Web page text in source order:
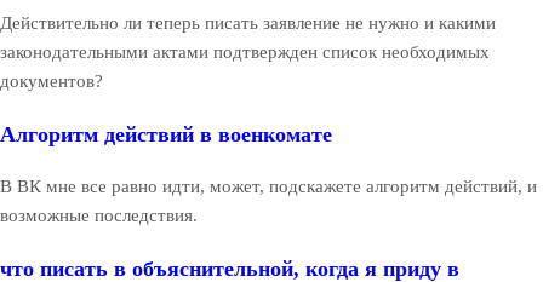
Действительно ли теперь писать заявление не нужно и какими
законодательными актами подтвержден список необходимых
документов?
Алгоритм действий в военкомате
В ВК мне все равно идти, может, подскажете алгоритм действий, и
возможные последствия.
что писать в объяснительной, когда я приду в